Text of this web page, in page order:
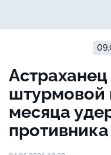
Астраханец
штурмовой
месяца